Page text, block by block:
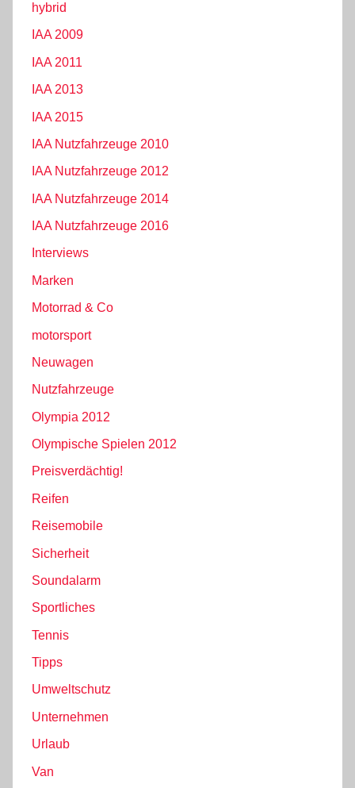
hybrid
IAA 2009
IAA 2011
IAA 2013
IAA 2015
IAA Nutzfahrzeuge 2010
IAA Nutzfahrzeuge 2012
IAA Nutzfahrzeuge 2014
IAA Nutzfahrzeuge 2016
Interviews
Marken
Motorrad & Co
motorsport
Neuwagen
Nutzfahrzeuge
Olympia 2012
Olympische Spielen 2012
Preisverdächtig!
Reifen
Reisemobile
Sicherheit
Soundalarm
Sportliches
Tennis
Tipps
Umweltschutz
Unternehmen
Urlaub
Van